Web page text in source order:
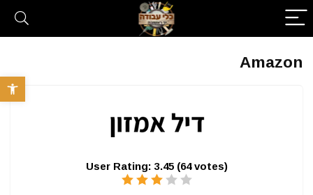
פתח
Amazon
User Rating: 3.45 (64votes)